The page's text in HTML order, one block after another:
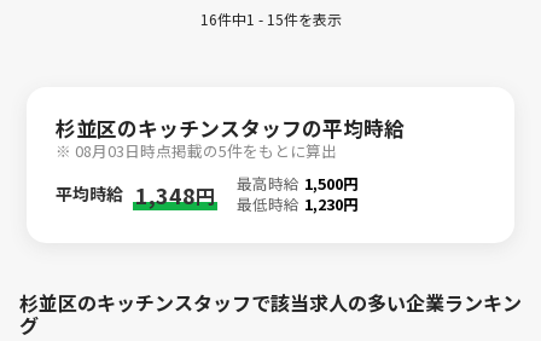
16件中1 - 15件を表示
杉並区のキッチンスタッフの平均時給
※ 08月03日時点掲載の5件をもとに算出
平均時給 1,348円 最高時給 1,500円
最低時給 1,230円
杉並区のキッチンスタッフで該当求人の多い企業ランキン
グ